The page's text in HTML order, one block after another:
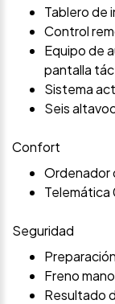
Tablero de
Control
Equipo de
pantalla
Sistema
Seis
Confort
Ordenador
Telemática
Seguridad
Freno
Resultado